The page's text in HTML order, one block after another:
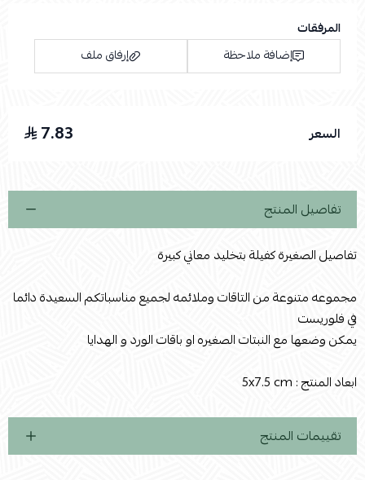
المرفقات
إضافة ملاحظة
إرفاق ملف
السعر 7.83
تفاصيل المنتج
تفاصيل الصغيرة كفيلة بتخليد معاني كبيرة
مجموعه متنوعة من التاقات وملائمه لجميع مناسباتكم السعيدة دائما
في فلوريست
يمكن وضعها مع النبتات الصغيره او باقات الورد و الهدايا
ابعاد المنتج : 5x7.5 cm
تقييمات المنتج